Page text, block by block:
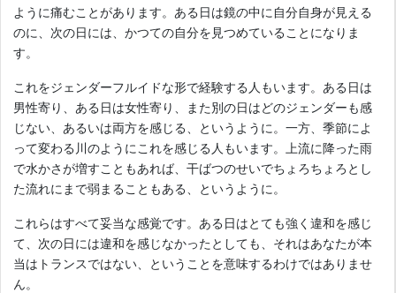
ように痛むことがあります。ある日は鏡の中に自分自身が見える
のに、次の日には、かつての自分を見つめていることになりま
す。
これをジェンダーフルイドな形で経験する人もいます。ある日は
男性寄り、ある日は女性寄り、また別の日はどのジェンダーも感
じない、あるいは両方を感じる、というように。一方、季節によ
って変わる川のようにこれを感じる人もいます。上流に降った雨
で水かさが増すこともあれば、干ばつのせいでちょろちょろとし
た流れにまで弱まることもある、というように。
これらはすべて妥当な感覚です。ある日はとても強く違和を感じ
て、次の日には違和を感じなかったとしても、それはあなたが本
当はトランスではない、ということを意味するわけではありませ
ん。